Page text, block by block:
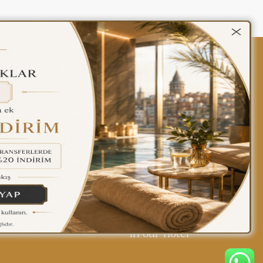
Gizlilik Politikası Türkçe
Find yourself at home
in our hotel